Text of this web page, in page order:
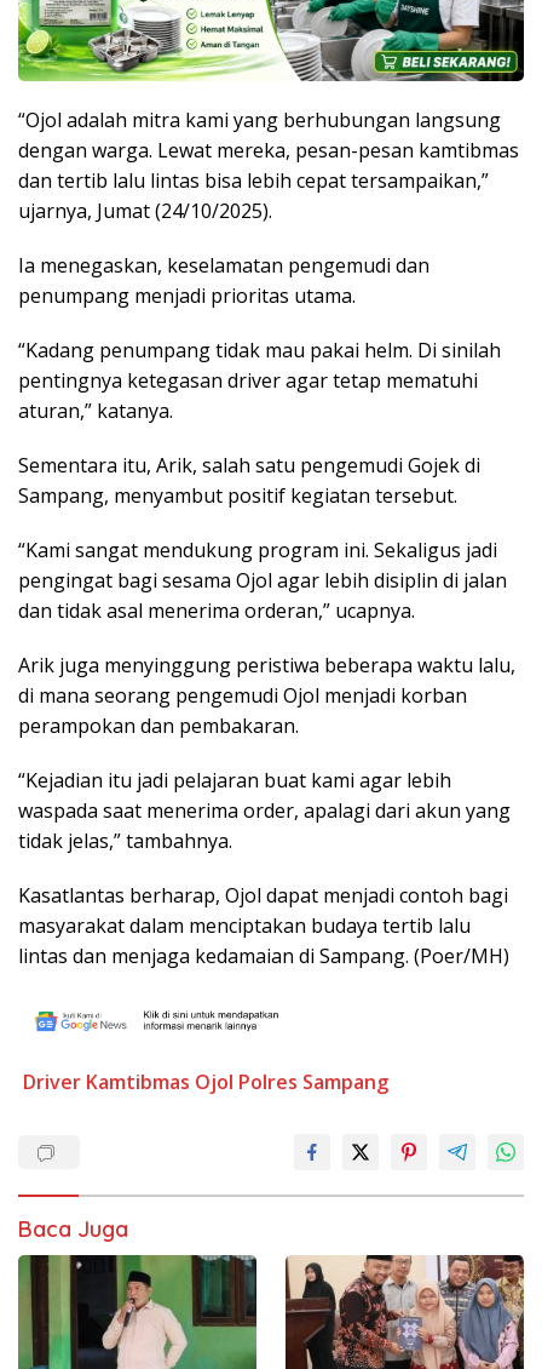
“Ojol adalah mitra kami yang berhubungan langsung
dengan warga. Lewat mereka, pesan-pesan kamtibmas
dan tertib lalu lintas bisa lebih cepat tersampaikan,”
ujarnya, Jumat (24/10/2025).
Ia menegaskan, keselamatan pengemudi dan
penumpang menjadi prioritas utama.
“Kadang penumpang tidak mau pakai helm. Di sinilah
pentingnya ketegasan driver agar tetap mematuhi
aturan,” katanya.
Sementara itu, Arik, salah satu pengemudi Gojek di
Sampang, menyambut positif kegiatan tersebut.
“Kami sangat mendukung program ini. Sekaligus jadi
pengingat bagi sesama Ojol agar lebih disiplin di jalan
dan tidak asal menerima orderan,” ucapnya.
Arik juga menyinggung peristiwa beberapa waktu lalu,
di mana seorang pengemudi Ojol menjadi korban
perampokan dan pembakaran.
“Kejadian itu jadi pelajaran buat kami agar lebih
waspada saat menerima order, apalagi dari akun yang
tidak jelas,” tambahnya.
Kasatlantas berharap, Ojol dapat menjadi contoh bagi
masyarakat dalam menciptakan budaya tertib lalu
lintas dan menjaga kedamaian di Sampang. (Poer/MH)
Driver Kamtibmas Ojol Polres Sampang
Baca Juga